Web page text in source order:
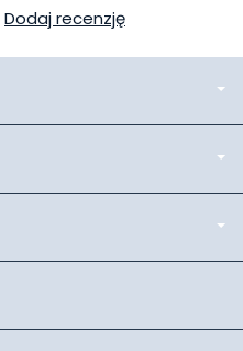
Dodaj recenzję